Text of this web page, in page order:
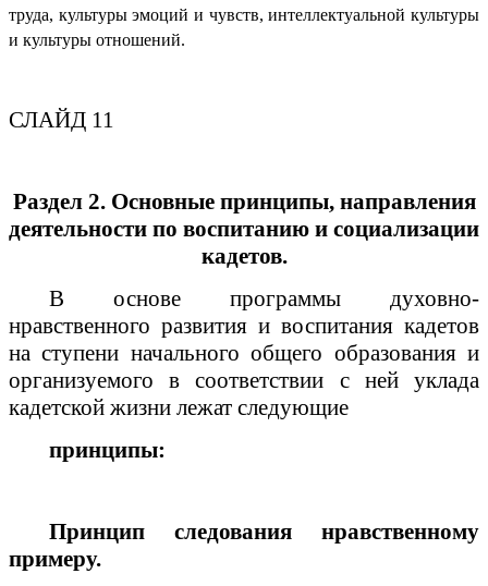
труда, культуры эмоций и чувств, интеллектуальной культуры
и культуры отношений.
СЛАЙД 11
Раздел 2. Основные принципы, направления
деятельности по воспитанию и социализации
кадетов.
В основе программы духовно-
нравственного развития и воспитания кадетов
на ступени начального общего об­разования и
организуемого в соответствии с ней уклада
кадетской жизни лежат следующие
принципы:
Принцип следования нравственному
примеру.